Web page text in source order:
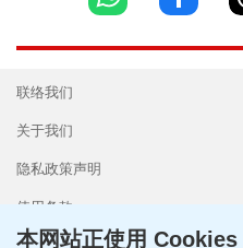
联络我们
关于我们
隐私政策声明
使用条款
本网站正使用 Cookies